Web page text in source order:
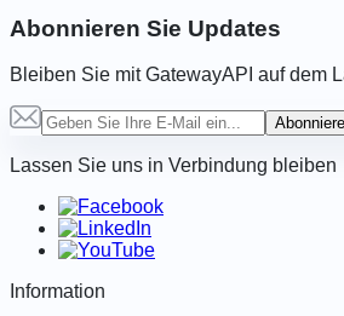
Abonnieren Sie Updates
Bleiben Sie mit GatewayAPI auf dem
Lassen Sie uns in Verbindung bleiben
Information